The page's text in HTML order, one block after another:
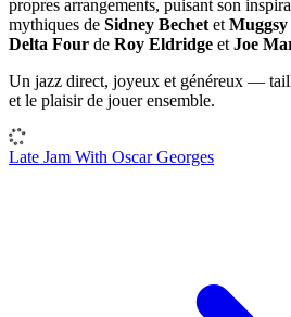
propres arrangements, puisant son
mythiques de Sidney Bechet et
Delta Four de Roy Eldridge et Joe
Un jazz direct, joyeux et généreux —
et le plaisir de jouer ensemble.
Late Jam With Oscar Georges